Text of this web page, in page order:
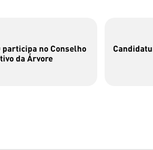
participa no Conselho
da Árvore